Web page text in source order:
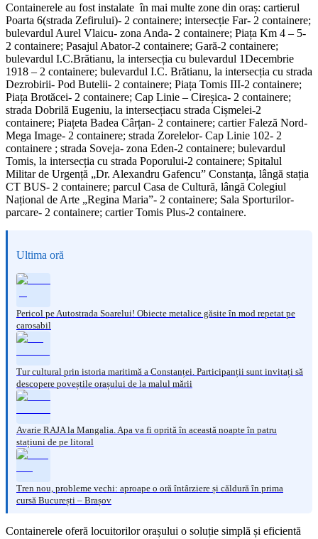
Containerele au fost instalate în mai multe zone din oraș: cartierul
Poarta 6(strada Zefirului)- 2 containere; intersecție Far- 2 containere;
bulevardul Aurel Vlaicu- zona Anda- 2 containere; Piața Km 4 – 5-
2 containere; Pasajul Abator-2 containere; Gară-2 containere;
bulevardul I.C.Brătianu, la intersecția cu bulevardul 1Decembrie
1918 – 2 containere; bulevardul I.C. Brătianu, la intersecția cu strada
Dezrobirii- Pod Butelii- 2 containere; Piața Tomis III-2 containere;
Piața Brotăcei- 2 containere; Cap Linie – Cireșica- 2 containere;
strada Dobrilă Eugeniu, la intersecțiacu strada Cișmelei-2
containere; Piațeta Badea Cârțan- 2 containere; cartier Faleză Nord-
Mega Image- 2 containere; strada Zorelelor- Cap Linie 102- 2
containere ; strada Soveja- zona Eden-2 containere; bulevardul
Tomis, la intersecția cu strada Poporului-2 containere; Spitalul
Militar de Urgență „Dr. Alexandru Gafencu” Constanța, lângă stația
CT BUS- 2 containere; parcul Casa de Cultură, lângă Colegiul
Național de Arte „Regina Maria”- 2 containere; Sala Sporturilor-
parcare- 2 containere; cartier Tomis Plus-2 containere.
Ultima oră
Pericol pe Autostrada Soarelui! Obiecte metalice găsite în mod repetat pe
carosabil
Tur cultural prin istoria maritimă a Constanței. Participanții sunt invitați să
descopere poveștile orașului de la malul mării
Avarie RAJA la Mangalia. Apa va fi oprită în această noapte în patru
stațiuni de pe litoral
Tren nou, probleme vechi: aproape o oră întârziere și căldură în prima
cursă București – Brașov
Containerele oferă locuitorilor orașului o soluție simplă și eficientă